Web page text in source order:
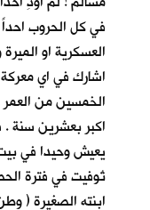
في كل الحروب
العسكرية او
اشارك في اي
الخمسين من العمر
اكبر بعشرين سنة .
يعيش وحيدا في
تُوفيت في فترة
ابنته الصغيرة (